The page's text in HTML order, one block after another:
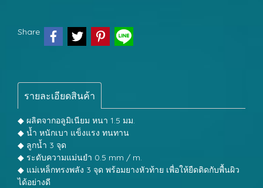
Share
รายละเอียดสินค้า
◆ ผลิตจากอลูมิเนียม หนา 1.5 มม.
◆ น้ำ หนักเบา แข็งแรง ทนทาน
◆ ลูกน้ำ 3 จุด
◆ ระดับความแม่นยำ 0.5 mm / m.
◆ แม่เหล็กทรงพลัง 3 จุด พร้อมยางหัวท้าย เพื่อให้ยืดติดกับพื้นผิว
ได้อย่างดี